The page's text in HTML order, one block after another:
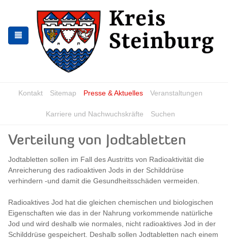
springen
springen
Kontakt Sitemap Presse & Aktuelles Veranstaltungen
Karriere und Nachwuchskräfte Suchen
Verteilung von Jodtabletten
Jodtabletten sollen im Fall des Austritts von Radioaktivität die
Anreicherung des radioaktiven Jods in der Schilddrüse
verhindern -und damit die Gesundheitsschäden vermeiden.
Radioaktives Jod hat die gleichen chemischen und biologischen
Eigenschaften wie das in der Nahrung vorkommende natürliche
Jod und wird deshalb wie normales, nicht radioaktives Jod in der
Schilddrüse gespeichert. Deshalb sollen Jodtabletten nach einem